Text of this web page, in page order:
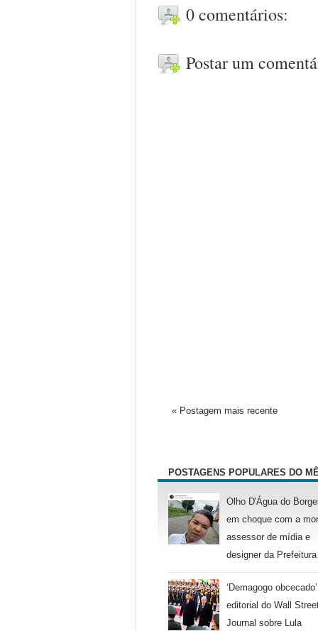
0 comentários:
Postar um
« Postagem mais recente
POSTAGENS POPULARES DO
Olho D'Água do
em choque com a
assessor de mídia e
designer da Prefeitura
‘Demagogo
editorial do Wall
Journal sobre Lula